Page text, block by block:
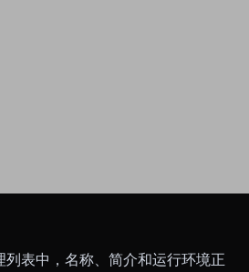
列表中，名称、简介和运行环境正